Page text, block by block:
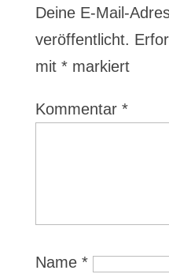
Deine E-Mail-
veröffentlicht.
mit *markiert
Kommentar *
Name *